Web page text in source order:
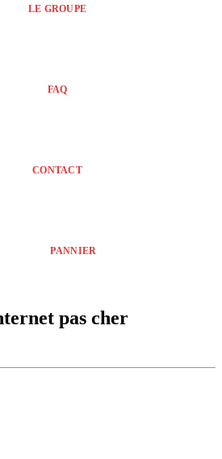
LE GROUPE
FAQ
CONTACT
PANNIER
pas cher